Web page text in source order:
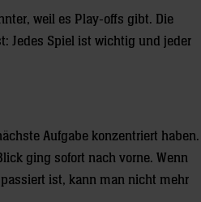
weil es Play-offs gibt. Die
Jedes Spiel ist wichtig und jeder
Aufgabe konzentriert haben.
ging sofort nach vorne. Wenn
ist, kann man nicht mehr